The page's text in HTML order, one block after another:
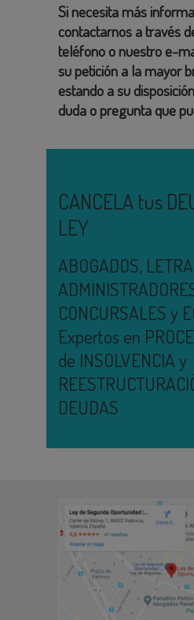
Si necesita más
contactarnos a través
teléfono o nuestro e-
su petición a la mayor
estando a su
duda o pregunta que
CANCELA tus
LEY
ABOGADOS,
CONCURSALES y
Expertos en
de INSOLVENCIA y
DEUDAS